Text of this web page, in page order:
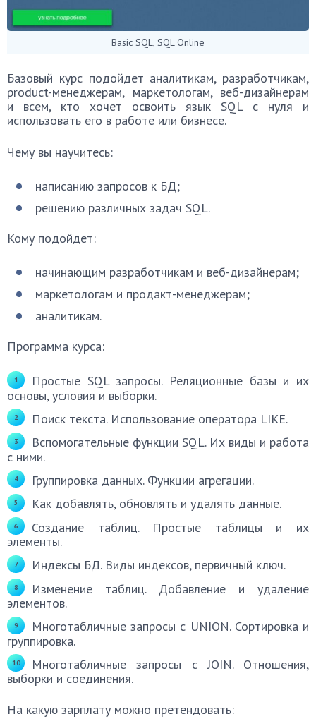
Basic SQL, SQL Online
Базовый курс подойдет аналитикам, разработчикам,
product-менеджерам, маркетологам, веб-дизайнерам
и всем, кто хочет освоить язык SQL с нуля и
использовать его в работе или бизнесе.
Чему вы научитесь:
написанию запросов к БД;
решению различных задач SQL.
Кому подойдет:
начинающим разработчикам и веб-дизайнерам;
маркетологам и продакт-менеджерам;
аналитикам.
Программа курса:
Простые SQL запросы. Реляционные базы и их
основы, условия и выборки.
Поиск текста. Использование оператора LIKE.
Вспомогательные функции SQL. Их виды и работа
с ними.
Группировка данных. Функции агрегации.
Как добавлять, обновлять и удалять данные.
Создание таблиц. Простые таблицы и их
элементы.
Индексы БД. Виды индексов, первичный ключ.
Изменение таблиц. Добавление и удаление
элементов.
Многотабличные запросы с UNION. Сортировка и
группировка.
Многотабличные запросы с JOIN. Отношения,
выборки и соединения.
На какую зарплату можно претендовать: